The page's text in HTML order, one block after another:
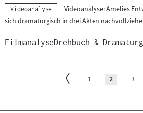
Kategorie:
Videoanalyse
Videoanalyse: Amelies
sich dramaturgisch in drei Akten
FilmanalyseDrehbuch &
Zur
Seite
1 Seite
2(aktuelle
3